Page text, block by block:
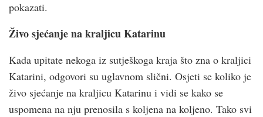
pokazati.
Živo sjećanje na kraljicu Katarinu
Kada upitate nekoga iz sutješkoga kraja što zna o kraljici
Katarini, odgovori su uglavnom slični. Osjeti se koliko je
živo sjećanje na kraljicu Katarinu i vidi se kako se
uspomena na nju prenosila s koljena na koljeno. Tako svi